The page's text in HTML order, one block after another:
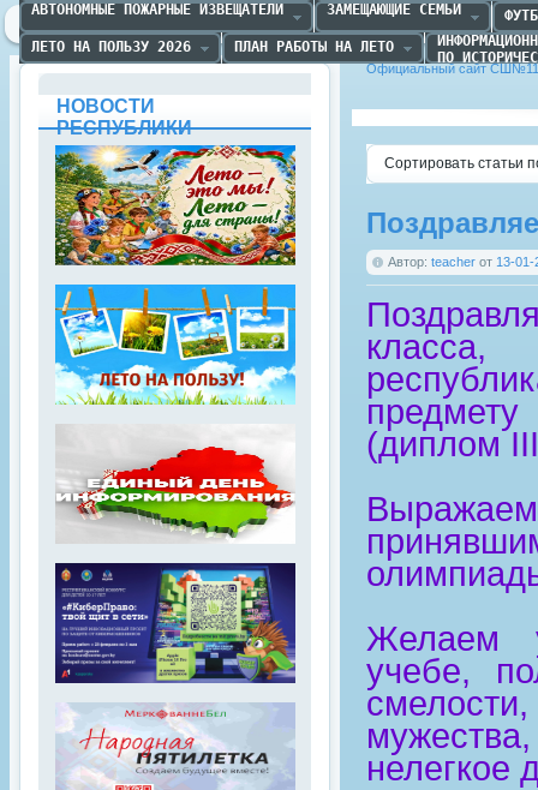
АВТОНОМНЫЕ ПОЖАРНЫЕ ИЗВЕЩАТЕЛИ
ЗАМЕЩАЮЩИЕ СЕМЬИ
ЛЕТО НА ПОЛЬЗУ 2026
ПЛАН РАБОТЫ НА ЛЕТО
ПО
Официальный сайт СШ№11
Сортировать статьи
Автор: teacher от 13-01-
(диплом
Желаем
учебе,
нелегкое
НОВОСТИ
РЕСПУБЛИКИ